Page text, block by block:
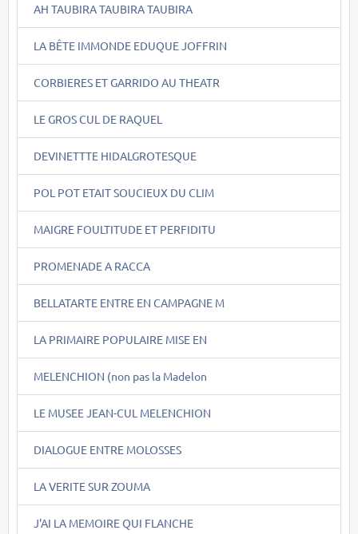
AH TAUBIRA TAUBIRA TAUBIRA
LA BÊTE IMMONDE EDUQUE JOFFRIN
CORBIERES ET GARRIDO AU THEATR
LE GROS CUL DE RAQUEL
DEVINETTTE HIDALGROTESQUE
POL POT ETAIT SOUCIEUX DU CLIM
MAIGRE FOULTITUDE ET PERFIDITU
PROMENADE A RACCA
BELLATARTE ENTRE EN CAMPAGNE M
LA PRIMAIRE POPULAIRE MISE EN
MELENCHION (non pas la Madelon
LE MUSEE JEAN-CUL MELENCHION
DIALOGUE ENTRE MOLOSSES
LA VERITE SUR ZOUMA
J'AI LA MEMOIRE QUI FLANCHE